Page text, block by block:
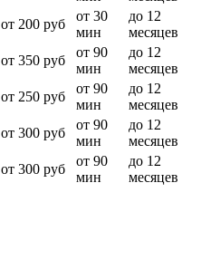
от 200 руб
от 30
мин
до 12
месяцев
от 350 руб
от 90
мин
до 12
месяцев
от 250 руб
от 90
мин
до 12
месяцев
от 300 руб
от 90
мин
до 12
месяцев
от 300 руб
от 90
мин
до 12
месяцев